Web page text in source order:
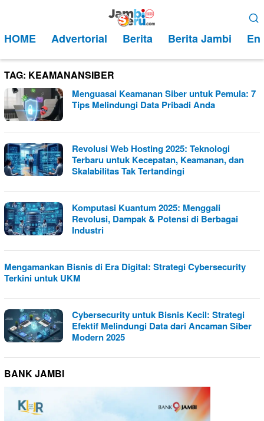
kontenMobile
HOME Advertorial Berita Berita Jambi
TAG: KEAMANANSIBER
Menguasai Keamanan Siber untuk Pemula: 7
Tips Melindungi Data Pribadi Anda
Revolusi Web Hosting 2025: Teknologi
Terbaru untuk Kecepatan, Keamanan, dan
Skalabilitas Tak Tertandingi
Komputasi Kuantum 2025: Menggali
Revolusi, Dampak & Potensi di Berbagai
Industri
Mengamankan Bisnis di Era Digital: Strategi Cybersecurity
Terkini untuk UKM
Cybersecurity untuk Bisnis Kecil: Strategi
Efektif Melindungi Data dari Ancaman Siber
Modern 2025
BANK JAMBI